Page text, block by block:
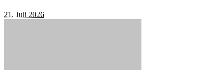
21. Juli 2026